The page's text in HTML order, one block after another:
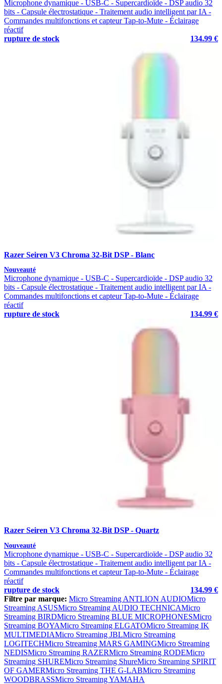
Microphone dynamique - USB-C - Supercardioïde - DSP audio 32
bits - Capsule électrostatique - Traitement audio intelligent par IA -
Commandes multifonctions et capteur Tap-to-Mute - Éclairage
réactif
rupture de stock
134.99 €
Razer Seiren V3 Chroma 32-Bit DSP - Blanc
Nouveauté
Microphone dynamique - USB-C - Supercardioïde - DSP audio 32
bits - Capsule électrostatique - Traitement audio intelligent par IA -
Commandes multifonctions et capteur Tap-to-Mute - Éclairage
réactif
rupture de stock
134.99 €
Razer Seiren V3 Chroma 32-Bit DSP - Quartz
Nouveauté
Microphone dynamique - USB-C - Supercardioïde - DSP audio 32
bits - Capsule électrostatique - Traitement audio intelligent par IA -
Commandes multifonctions et capteur Tap-to-Mute - Éclairage
réactif
rupture de stock
134.99 €
Filtre par marque: Micro Streaming ANTLION AUDIOMicro
Streaming ASUSMicro Streaming AUDIO TECHNICAMicro
Streaming BIRDMicro Streaming BLUE MICROPHONESMicro
Streaming BOYAMicro Streaming ELGATOMicro Streaming IK
MULTIMEDIAMicro Streaming JBLMicro Streaming
LOGITECHMicro Streaming MARS GAMINGMicro Streaming
NEDISMicro Streaming RAZERMicro Streaming RODEMicro
Streaming SHUREMicro Streaming ShureMicro Streaming SPIRIT
OF GAMERMicro Streaming THE G-LABMicro Streaming
WOODBRASSMicro Streaming YAMAHA